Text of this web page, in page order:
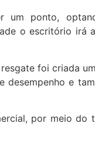
um ponto,
o escritório irá
foi criada
desempenho e
por meio do